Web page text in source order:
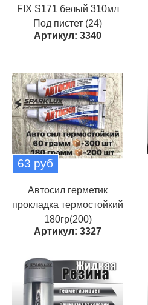
FIX S171 белый 310мл
Под пистет (24)
Артикул: 3340
63 руб
Автосил герметик
прокладка термостойкий
180гр(200)
Артикул: 3327